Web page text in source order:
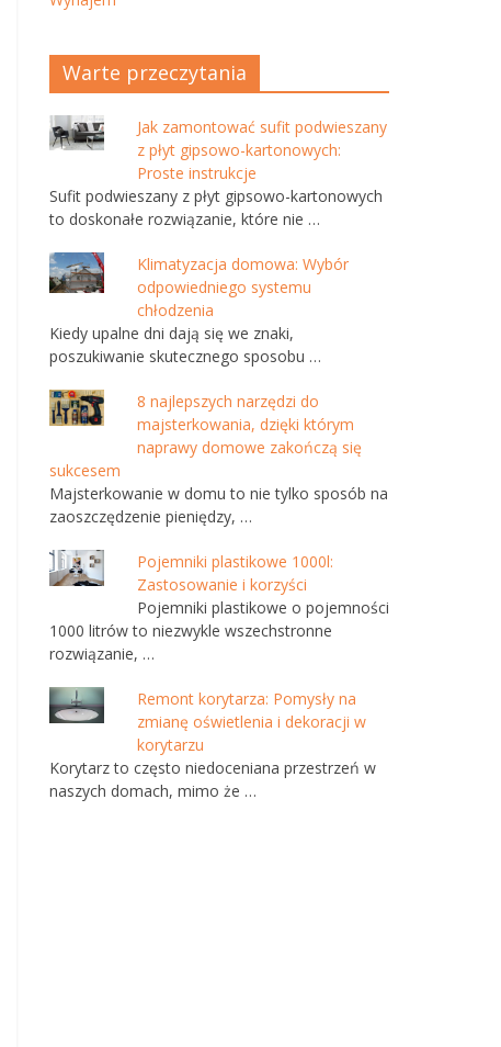
Warte przeczytania
Jak zamontować sufit podwieszany
z płyt gipsowo-kartonowych:
Proste instrukcje
Sufit podwieszany z płyt gipsowo-kartonowych
to doskonałe rozwiązanie, które nie …
Klimatyzacja domowa: Wybór
odpowiedniego systemu
chłodzenia
Kiedy upalne dni dają się we znaki,
poszukiwanie skutecznego sposobu …
8 najlepszych narzędzi do
majsterkowania, dzięki którym
naprawy domowe zakończą się
sukcesem
Majsterkowanie w domu to nie tylko sposób na
zaoszczędzenie pieniędzy, …
Pojemniki plastikowe 1000l:
Zastosowanie i korzyści
Pojemniki plastikowe o pojemności
1000 litrów to niezwykle wszechstronne
rozwiązanie, …
Remont korytarza: Pomysły na
zmianę oświetlenia i dekoracji w
korytarzu
Korytarz to często niedoceniana przestrzeń w
naszych domach, mimo że …